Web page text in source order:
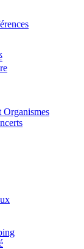
Organismes